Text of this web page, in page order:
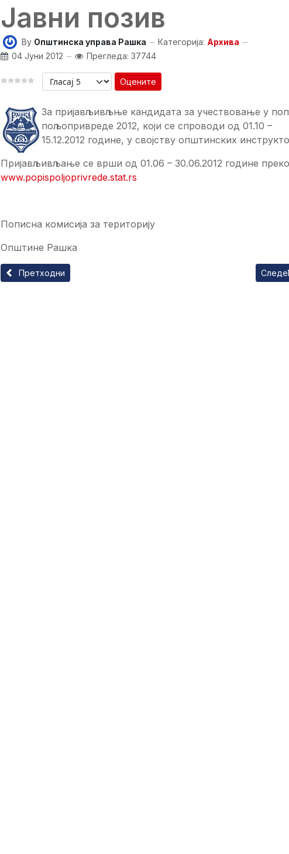
Јавни позив
By Општинска управа Рашка Категорија: Архива
04 Јуни 2012
Прегледа: 37744
Оцените
За пријављивљње кандидата за учествовање у
пољопривреде 2012, који се спроводи од 01.10 –
15.12.2012 године, у својству општинских
Пријављивљање се врши од 01.06 – 30.06.2012 године преко
www.popispoljoprivrede.stat.rs
Пописна комисија за територију
Општине Рашка
Претходни чланак: Решење о избору Председника Скупштине
Претходни